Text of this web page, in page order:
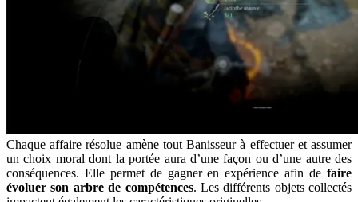
Chaque affaire résolue amène tout Banisseur à effectuer et assumer
un choix moral dont la portée aura d’une façon ou d’une autre des
conséquences. Elle permet de gagner en expérience afin de faire
évoluer son arbre de compétences. Les différents objets collectés